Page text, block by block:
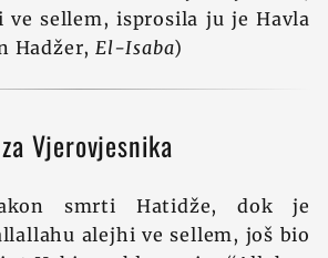
ve sellem, isprosila ju je Havla
Hadžer,El-Isaba)
Vjerovjesnika
smrti Hatidže, dok je
alejhi ve sellem, još bio